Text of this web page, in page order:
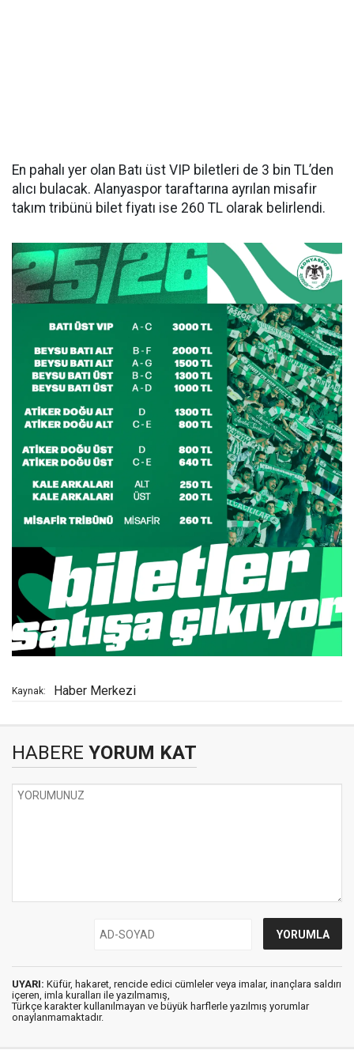
En pahalı yer olan Batı üst VIP biletleri de 3 bin TL’den
alıcı bulacak. Alanyaspor taraftarına ayrılan misafir
takım tribünü bilet fiyatı ise 260 TL olarak belirlendi.
Kaynak: Haber Merkezi
HABERE YORUM KAT
UYARI: Küfür, hakaret, rencide edici cümleler veya imalar, inançlara saldırı
içeren, imla kuralları ile yazılmamış,
Türkçe karakter kullanılmayan ve büyük harflerle yazılmış yorumlar
onaylanmamaktadır.